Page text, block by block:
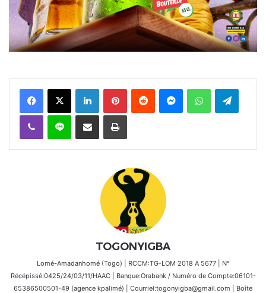
FacebookX Linkedin PinterestReddit MessengerWhatsAppTelegram
Viber Ligne Partager par email Imprimer
TOGONYIGBA
Lomé-Amadanhomé (Togo) | RCCM:TG-LOM 2018 A 5677 | N°
Récépissé:0425/24/03/11/HAAC | Banque:Orabank / Numéro de Compte:06101-
65386500501-49 (agence kpalimé) | Courriel:togonyigba@gmail.com | Boîte